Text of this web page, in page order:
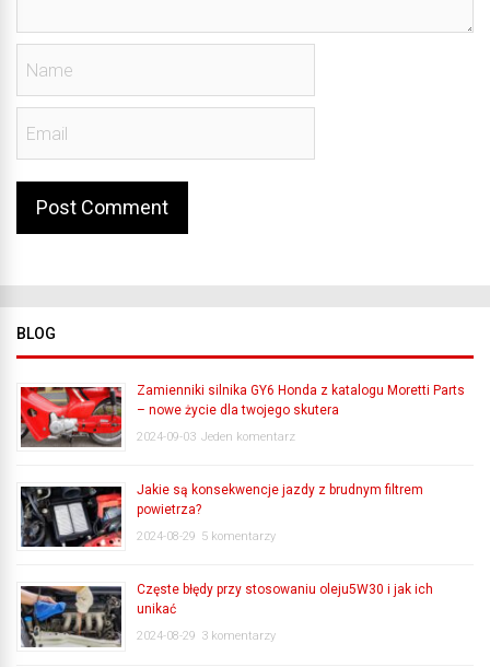
BLOG
Zamienniki silnika GY6 Honda z katalogu Moretti Parts
– nowe życie dla twojego skutera
2024-09-03 Jeden komentarz
Jakie są konsekwencje jazdy z brudnym filtrem
powietrza?
2024-08-29 5 komentarzy
Częste błędy przy stosowaniu oleju5W30 i jak ich
unikać
2024-08-29 3 komentarzy